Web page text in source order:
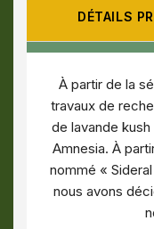
DÉTAILS
À partir de la
travaux de
de lavande
Amnesia. À
nommé «
nous avons